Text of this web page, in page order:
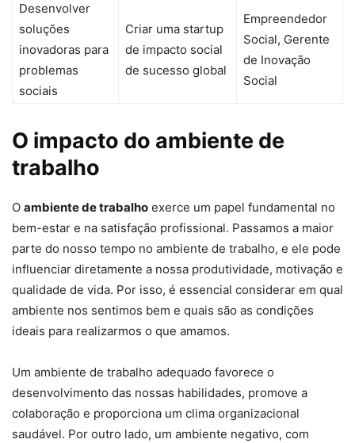
Desenvolver
soluções
inovadoras para
problemas
sociais
Criar uma startup
de impacto social
de sucesso global
Empreendedor
Social, Gerente
de Inovação
Social
O impacto do ambiente de
trabalho
O ambiente de trabalho exerce um papel fundamental no
bem-estar e na satisfação profissional. Passamos a maior
parte do nosso tempo no ambiente de trabalho, e ele pode
influenciar diretamente a nossa produtividade, motivação e
qualidade de vida. Por isso, é essencial considerar em qual
ambiente nos sentimos bem e quais são as condições
ideais para realizarmos o que amamos.
Um ambiente de trabalho adequado favorece o
desenvolvimento das nossas habilidades, promove a
colaboração e proporciona um clima organizacional
saudável. Por outro lado, um ambiente negativo, com